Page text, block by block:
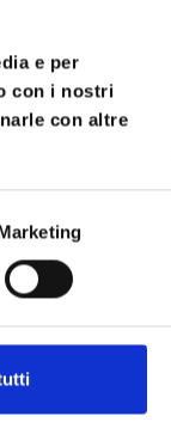
e per
con i nostri
con altre
sono ) al
di sentire, il